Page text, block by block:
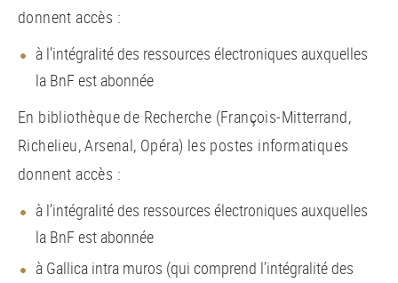
donnent accès :
à l’intégralité des ressources électroniques auxquelles
la BnF est abonnée
En bibliothèque de Recherche (François-Mitterrand,
Richelieu, Arsenal, Opéra) les postes informatiques
donnent accès :
à l’intégralité des ressources électroniques auxquelles
la BnF est abonnée
à Gallica intra muros (qui comprend l’intégralité des